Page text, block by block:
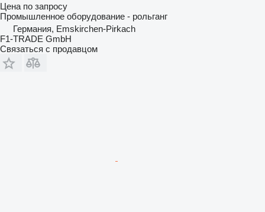
Цена по запросу
Промышленное оборудование - рольганг
Германия, Emskirchen-Pirkach
F1-TRADE GmbH
Связаться с продавцом